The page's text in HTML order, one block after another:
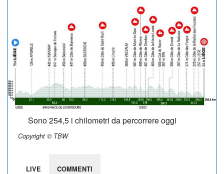
ALBI D'ORO
NEWSLETTER
Sono 254,5 i chilometri da percorrere oggi
Copyright © TBW
LIVE COMMENTI